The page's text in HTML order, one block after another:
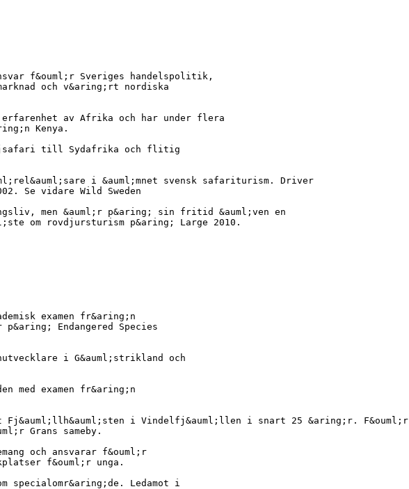
f&ouml;r Sveriges handelspolitik,
och v&aring;rt nordiska
av Afrika och har under flera
Kenya.
till Sydafrika och flitig
i &auml;mnet svensk safariturism. Driver
Se vidare Wild Sweden
men &auml;r p&aring; sin fritid &auml;ven en
om rovdjursturism p&aring; Large 2010.
examen fr&aring;n
Endangered Species
i G&auml;strikland och
med examen fr&aring;n
Fj&auml;llh&auml;sten i Vindelfj&auml;llen i snart 25 &aring;r. F&ouml;r
Grans sameby.
och ansvarar f&ouml;r
f&ouml;r unga.
specialomr&aring;de. Ledamot i